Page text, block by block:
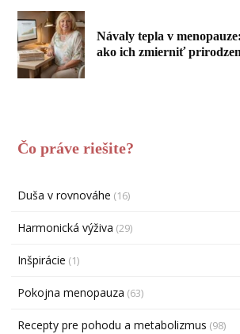
Návaly tepla v
ako ich zmierniť
Čo práve riešite?
Duša v rovnováhe (16)
Harmonická výživa (29)
Inšpirácie (1)
Pokojna menopauza (63)
Recepty pre pohodu a metabolizmus (98)